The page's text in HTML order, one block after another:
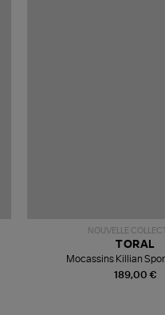
NOUVELLE
189,00 €
TORAL
Mocassins Killian